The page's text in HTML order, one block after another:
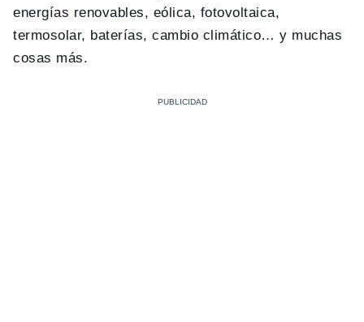
energías renovables, eólica, fotovoltaica,
termosolar, baterías, cambio climático… y muchas
cosas más.